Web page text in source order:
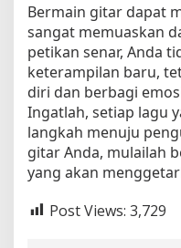
Bermain gitar dapat
sangat memuaskan
petikan senar, Anda
keterampilan baru,
diri dan berbagi
Ingatlah, setiap lagu
langkah menuju
gitar Anda, mulailah
yang akan
Post Views: 3,729